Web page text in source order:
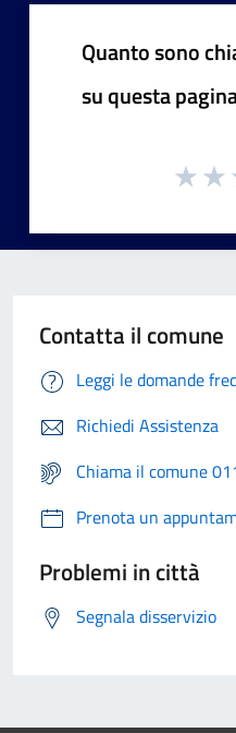
Quanto sono
su questa
Contatta il comune
Leggi le domande
Richiedi Assistenza
Chiama il comune
Prenota un
Problemi in città
Segnala disservizio